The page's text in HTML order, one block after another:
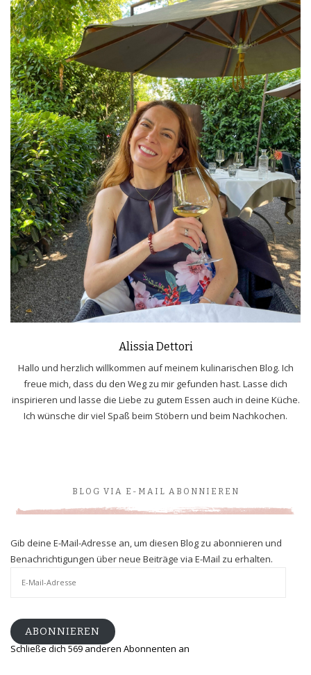
Alissia Dettori
Hallo und herzlich willkommen auf meinem kulinarischen Blog. Ich
freue mich, dass du den Weg zu mir gefunden hast. Lasse dich
inspirieren und lasse die Liebe zu gutem Essen auch in deine Küche.
Ich wünsche dir viel Spaß beim Stöbern und beim Nachkochen.
BLOG VIA E-MAIL ABONNIEREN
Gib deine E-Mail-Adresse an, um diesen Blog zu abonnieren und
Benachrichtigungen über neue Beiträge via E-Mail zu erhalten.
ABONNIEREN
Schließe dich 569 anderen Abonnenten an